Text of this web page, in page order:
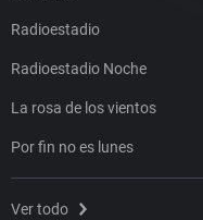
Radioestadio
Radioestadio Noche
La rosa de los vientos
Por fin no es lunes
Ver todo